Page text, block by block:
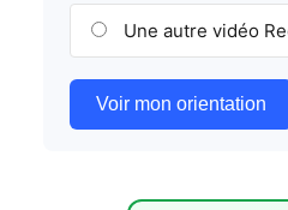
Une autre vidéo
Voir mon orientation